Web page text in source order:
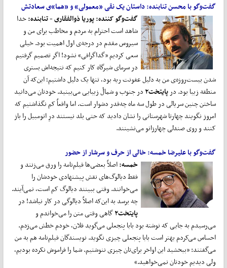
گفتوگو با محسن تنابنده: داستان یک نقی «معمولی» و «هما»ی سعادتش
گفت‌وگو کننده: پوریا ذوالفقاری -تنابنده:خدا
شاهد است احترام به مردم و مخاطب برای من و
سیروس مقدم در درجه‌ی اول اهمیت بود. خیلی
سعی کردیم «گداگرافی» نشود! اگر تصمیم گرفتیم
در سرمای شیرگاه کار کنیم که نتیجه‌اش بستری
شدن بیست‌روزه‌ی من به دلیل عفونت ریه بود، تنها یک دلیل داشتیم؛ این‌که آن
منطقه زیبا بود. در پایتخت۲ در جنوب و شمالْ زیبایی می‌بینید. خودتان می‌دانید
ساختن چنین سریالی در طول سه‌ ماه چه‌قدر دشوار است. اما واقعاً کم نگذاشتیم که
امروز نگویند چهارتا شهرستانی را نشان دادید که حتی بلد نیستند درِ اتومبیل را باز
کنند و روی صندلی چهارزانو می‌نشینند.
گفتوگو با علیرضا خمسه:خالی از حرف و سرشار از حضور
خمسه:اصلاً بعضی‌ها فیلم‌‌نامه را ورق می‌‌زنند و
فقط دیالوگ‌‌های نقش پیشنهادی خودشان را
می‌‌خوانند. وقتی ببینند دیالوگ کم است، نمی‌‌آیند.
چه برسد به این‌‌که اصلاً دیالوگی در کار نباشد! در
پایتخت۲گاهی وقتی متن را می‌‌خواندم و
می‌‌رسیدم به جایی که نوشته بود بابا پنجعلی می‌‌گوید فلان، خودم خطش می‌‌زدم.
احساس می‌‌کردم بهتر است بابا پنجعلی چیزی نگوید. نویسندگان فیلم‌‌نامه هم به من
می‌‌گفتند: «ببخشید این اواخر برای‌تان چیزی ننوشتیم. شما را فراموش نکرده بودیم،
ولی دیدیم خودتان نمی‌‌خواهید.»